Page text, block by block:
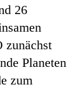
26
zunächst
Planeten
zum